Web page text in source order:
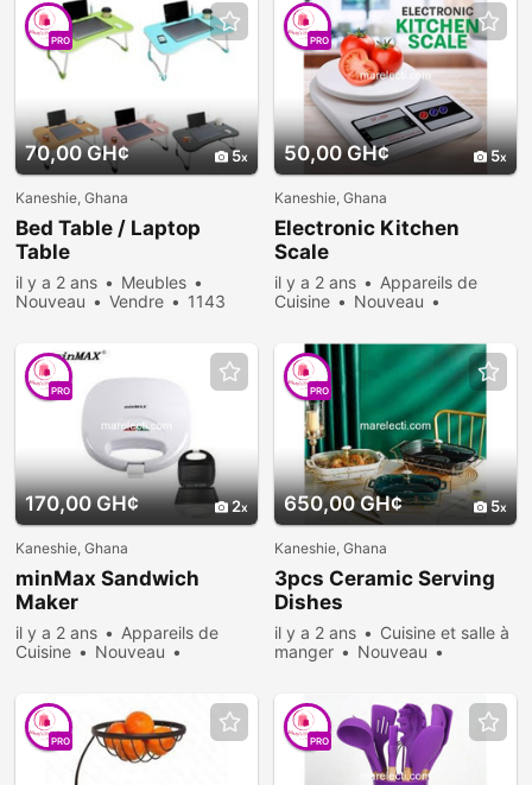
70,00 GH¢ 5
PRO
Kaneshie, Ghana
Bed Table / Laptop
Table
il y a 2 ans
Meubles
Nouveau
Vendre
1143
50,00 GH¢ 5
PRO
Kaneshie, Ghana
Electronic Kitchen
Scale
il y a 2 ans
Appareils de
Cuisine
Nouveau
consultées
170,00 GH¢ 2
PRO
Kaneshie, Ghana
minMax Sandwich
Maker
il y a 2 ans
Appareils de
Cuisine
Nouveau
650,00 GH¢ 5
PRO
Kaneshie, Ghana
3pcs Ceramic Serving
Dishes
il y a 2 ans
Cuisine et salle à
manger
Nouveau
PRO PRO